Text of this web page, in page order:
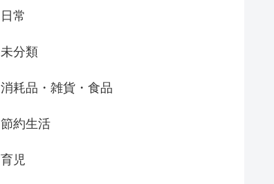
日常
未分類
消耗品・雑貨・食品
節約生活
育児